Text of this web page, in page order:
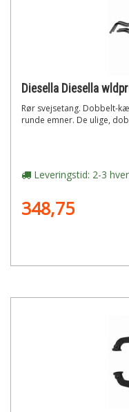
Rør svejsetang. Dobbelt-
runde emner. De ulige,
Leveringstid: 2-3
348,75